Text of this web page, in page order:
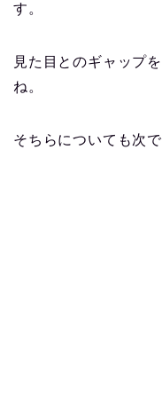
す。
見た目とのギャップ
ね。
そちらについても次